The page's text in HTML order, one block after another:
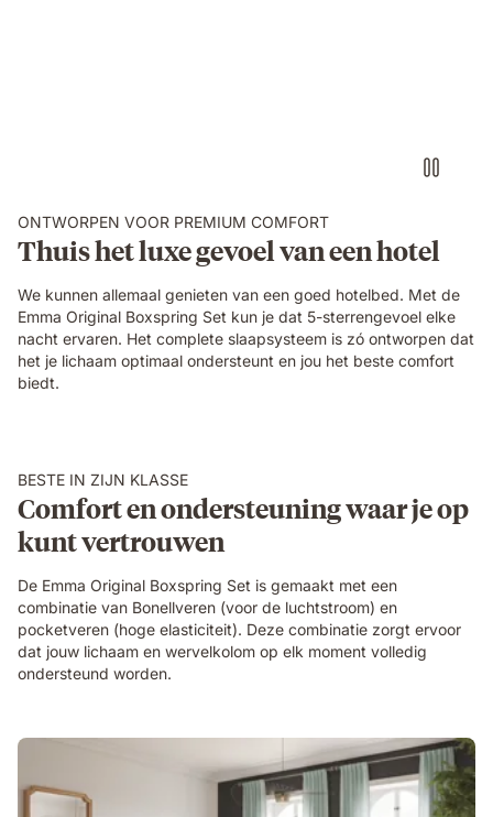
ONTWORPEN VOOR PREMIUM COMFORT
Thuis het luxe gevoel van een hotel
We kunnen allemaal genieten van een goed hotelbed. Met de
Emma Original Boxspring Set kun je dat 5-sterrengevoel elke
nacht ervaren. Het complete slaapsysteem is zó ontworpen dat
het je lichaam optimaal ondersteunt en jou het beste comfort
biedt.
BESTE IN ZIJN KLASSE
Comfort en ondersteuning waar je op
kunt vertrouwen
De Emma Original Boxspring Set is gemaakt met een
combinatie van Bonellveren (voor de luchtstroom) en
pocketveren (hoge elasticiteit). Deze combinatie zorgt ervoor
dat jouw lichaam en wervelkolom op elk moment volledig
ondersteund worden.